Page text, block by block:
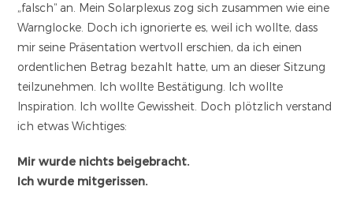
„falsch“ an. Mein Solarplexus zog sich zusammen wie eine
Warnglocke. Doch ich ignorierte es, weil ich wollte, dass
mir seine Präsentation wertvoll erschien, da ich einen
ordentlichen Betrag bezahlt hatte, um an dieser Sitzung
teilzunehmen. Ich wollte Bestätigung. Ich wollte
Inspiration. Ich wollte Gewissheit. Doch plötzlich verstand
ich etwas Wichtiges:
Mir wurde nichts beigebracht.
Ich wurde mitgerissen.